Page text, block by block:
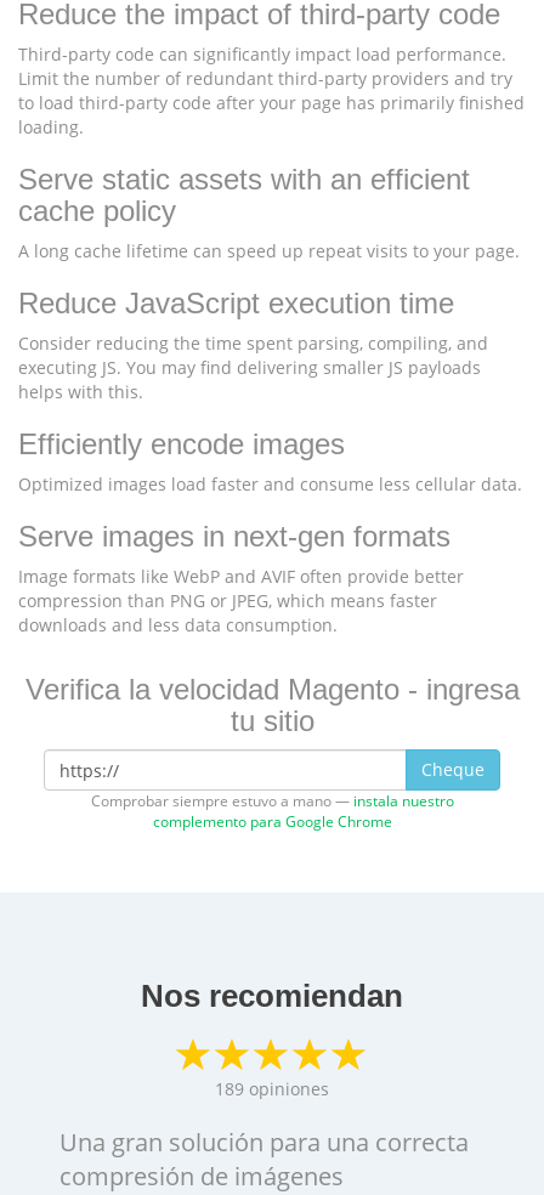
Reduce the impact of third-party code
Third-party code can significantly impact load performance.
Limit the number of redundant third-party providers and try
to load third-party code after your page has primarily finished
loading.
Serve static assets with an efficient
cache policy
A long cache lifetime can speed up repeat visits to your page.
Reduce JavaScript execution time
Consider reducing the time spent parsing, compiling, and
executing JS. You may find delivering smaller JS payloads
helps with this.
Efficiently encode images
Optimized images load faster and consume less cellular data.
Serve images in next-gen formats
Image formats like WebP and AVIF often provide better
compression than PNG or JPEG, which means faster
downloads and less data consumption.
Verifica la velocidad Magento - ingresa
tu sitio
Cheque
Comprobar siempre estuvo a mano — instala nuestro
complemento para Google Chrome
Nos recomiendan
189 opiniones
Una gran solución para una correcta
compresión de imágenes